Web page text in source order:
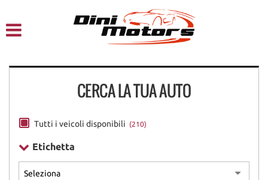
NOLEGGIO A BREVE TERMINE
CERCA LA TUA AUTO
Tutti i veicoli disponibili (210)
Etichetta